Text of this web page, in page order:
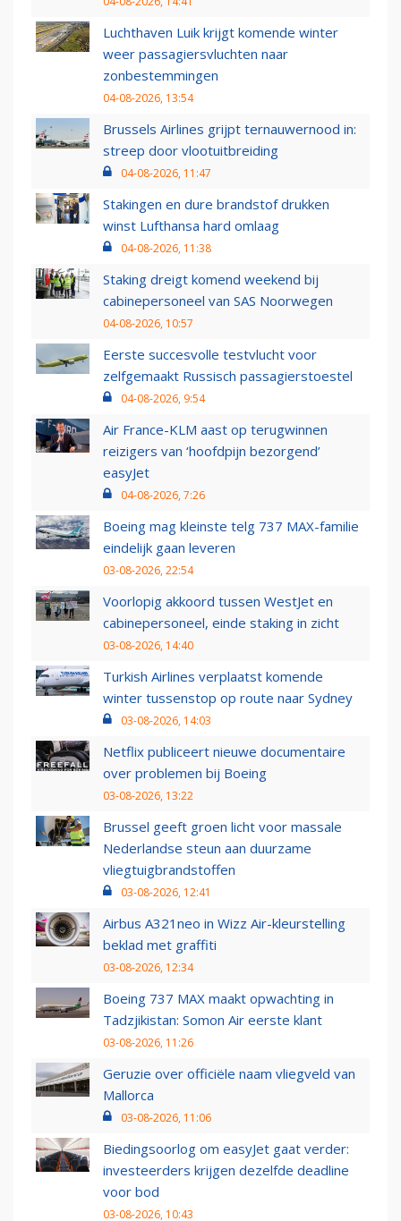
Luchthaven Luik krijgt komende winter
weer passagiersvluchten naar
zonbestemmingen
04-08-2026, 13:54
Brussels Airlines grijpt ternauwernood in:
streep door vlootuitbreiding
04-08-2026, 11:47
Stakingen en dure brandstof drukken
winst Lufthansa hard omlaag
04-08-2026, 11:38
Staking dreigt komend weekend bij
cabinepersoneel van SAS Noorwegen
04-08-2026, 10:57
Eerste succesvolle testvlucht voor
zelfgemaakt Russisch passagierstoestel
04-08-2026, 9:54
Air France-KLM aast op terugwinnen
reizigers van ‘hoofdpijn bezorgend’
easyJet
04-08-2026, 7:26
Boeing mag kleinste telg 737 MAX-familie
eindelijk gaan leveren
03-08-2026, 22:54
Voorlopig akkoord tussen WestJet en
cabinepersoneel, einde staking in zicht
03-08-2026, 14:40
Turkish Airlines verplaatst komende
winter tussenstop op route naar Sydney
03-08-2026, 14:03
Netflix publiceert nieuwe documentaire
over problemen bij Boeing
03-08-2026, 13:22
Brussel geeft groen licht voor massale
Nederlandse steun aan duurzame
vliegtuigbrandstoffen
03-08-2026, 12:41
Airbus A321neo in Wizz Air-kleurstelling
beklad met graffiti
03-08-2026, 12:34
Boeing 737 MAX maakt opwachting in
Tadzjikistan: Somon Air eerste klant
03-08-2026, 11:26
Geruzie over officiële naam vliegveld van
Mallorca
03-08-2026, 11:06
Biedingsoorlog om easyJet gaat verder:
investeerders krijgen dezelfde deadline
voor bod
03-08-2026, 10:43